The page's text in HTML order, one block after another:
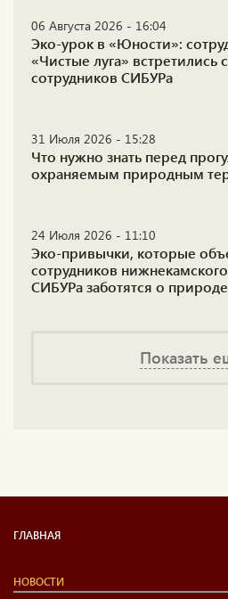
06 Августа 2026 - 16:04
Эко-урок в «Юности»:
«Чистые луга» встретились
сотрудников СИБУРа
31 Июля 2026 - 15:28
Что нужно знать перед
охраняемым природным
24 Июля 2026 - 11:10
Эко-привычки, которые
сотрудников
СИБУРа заботятся о природе
Показать
ГЛАВНАЯ
НОВОСТИ